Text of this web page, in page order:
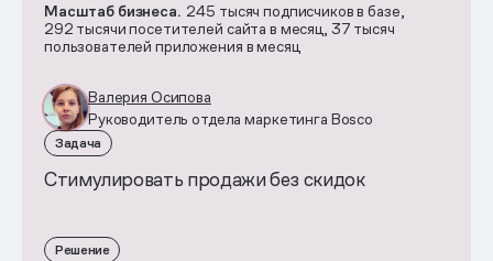
Масштаб бизнеса. 245 тысяч подписчиков в базе,
292 тысячи посетителей сайта в месяц, 37 тысяч
пользователей приложения в месяц
Валерия Осипова
Руководитель отдела маркетинга Bosco
Задача
Стимулировать продажи без скидок
Решение